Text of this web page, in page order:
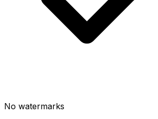
No watermarks